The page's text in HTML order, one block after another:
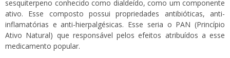
sesquiterpeno conhecido como dialdeído, como um componente
ativo. Esse composto possui propriedades antibióticas, anti-
inflamatórias e anti-hierpalgésicas. Esse seria o PAN (Princípio
Ativo Natural) que responsável pelos efeitos atribuídos a esse
medicamento popular.